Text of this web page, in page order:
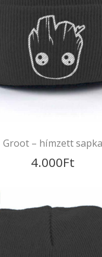
WOOLLY SKI Beanie –
4.000Ft